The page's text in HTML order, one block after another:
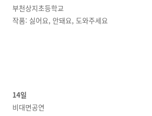
부천상지초등학교
작품: 싫어요, 안돼요, 도와주세요
14일
비대면공연